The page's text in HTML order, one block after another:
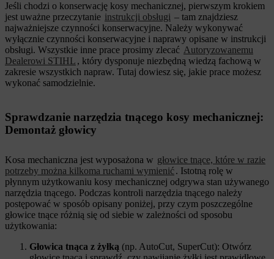
Jeśli chodzi o konserwację kosy mechanicznej, pierwszym krokiem
jest uważne przeczytanie instrukcji obsługi – tam znajdziesz
najważniejsze czynności konserwacyjne. Należy wykonywać
wyłącznie czynności konserwacyjne i naprawy opisane w instrukcji
obsługi. Wszystkie inne prace prosimy zlecać Autoryzowanemu
Dealerowi STIHL , który dysponuje niezbędną wiedzą fachową w
zakresie wszystkich napraw. Tutaj dowiesz się, jakie prace możesz
wykonać samodzielnie.
Sprawdzanie narzędzia tnącego kosy mechanicznej:
Demontaż głowicy
Kosa mechaniczna jest wyposażona w głowice tnące, które w razie
potrzeby można kilkoma ruchami wymienić. Istotną rolę w
płynnym użytkowaniu kosy mechanicznej odgrywa stan używanego
narzędzia tnącego. Podczas kontroli narzędzia tnącego należy
postępować w sposób opisany poniżej, przy czym poszczególne
głowice tnące różnią się od siebie w zależności od sposobu
użytkowania:
Głowica tnąca z żyłką (np. AutoCut, SuperCut): Otwórz